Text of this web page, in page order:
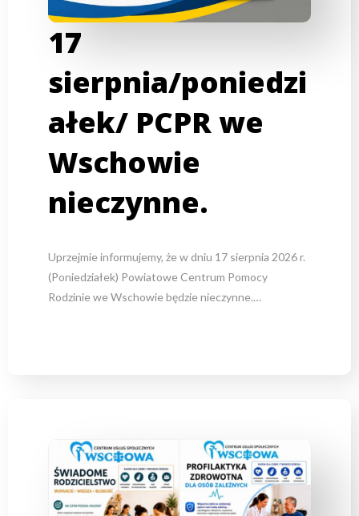
17
sierpnia/poniedzi
ałek/ PCPR we
Wschowie
nieczynne.
Uprzejmie informujemy, że w dniu 17 sierpnia 2026 r.
(Poniedziałek) Powiatowe Centrum Pomocy
Rodzinie we Wschowie będzie nieczynne.…